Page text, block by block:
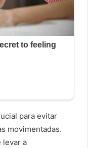
para evitar
movimentadas.
levar a